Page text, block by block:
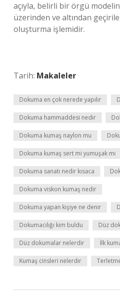
açıyla, belirli bir örgü
üzerinden ve altından
oluşturma işlemidir.
Tarih: Makaleler
Dokuma en çok nerede yapılır
Dokuma hammaddesi nedir
Dokuma kumaş naylon mu
Dokuma kumaş sert mi yumuşak mı
Dokuma sanatı nedir kısaca
Dokuma viskon kumaş nedir
Dokuma yapan kişiye ne denir
Dokumacılığı kim buldu Düz
Düz dokumalar nelerdir İlk
Kumaş cinsleri nelerdir